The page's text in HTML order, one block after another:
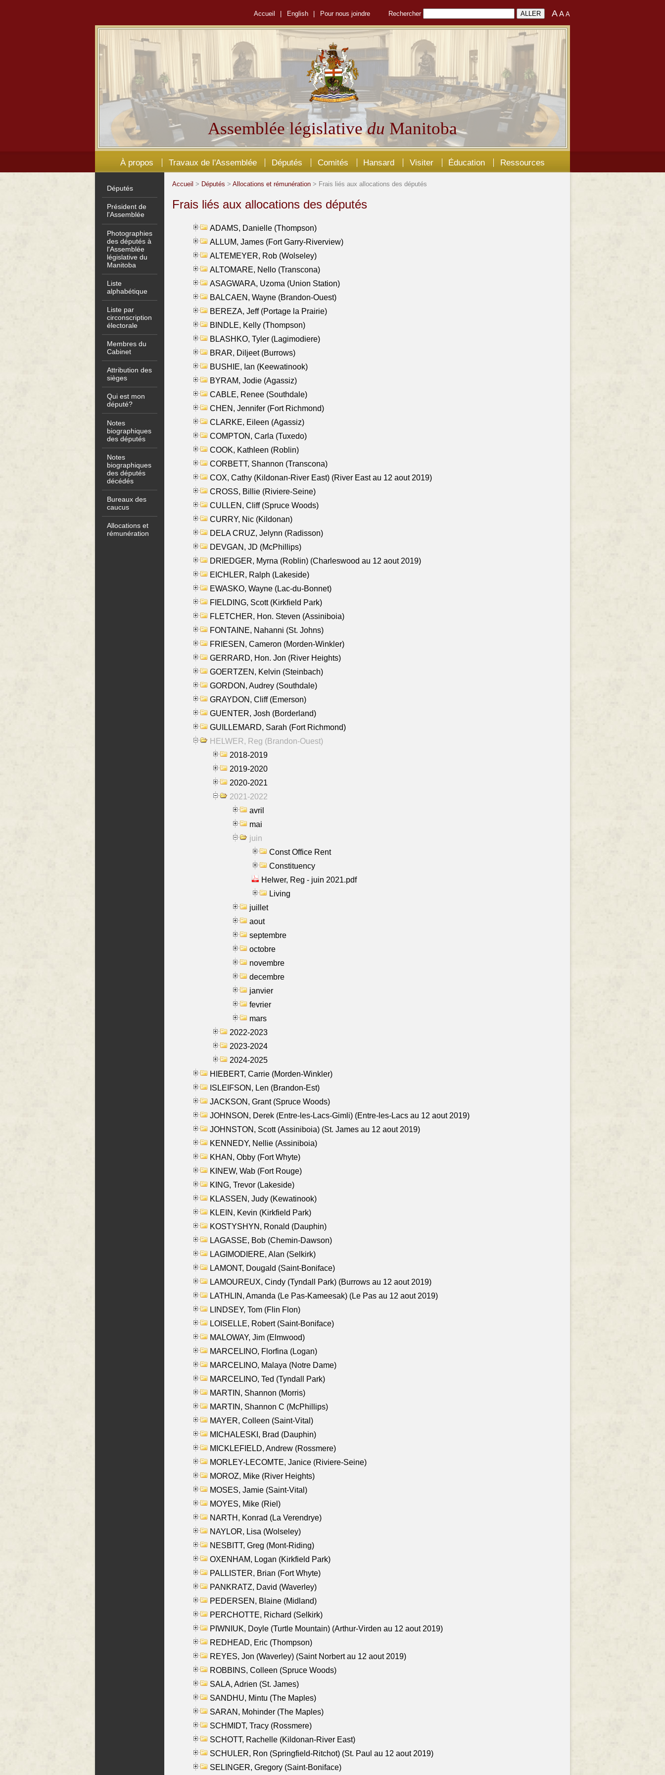
Accueil English Pour nous joindre Rechercher AA A
Assemblée législativedu Manitoba
À propos Travaux de l'Assemblée Députés Comités Hansard Visiter Éducation Ressources
Députés
Président de
l'Assemblée
Photographies
des députés à
l'Assemblée
législative du
Manitoba
Liste
alphabétique
Liste par
circonscription
électorale
Membres du
Cabinet
Attribution des
sièges
Qui est mon
député?
Notes
biographiques
des députés
Notes
biographiques
des députés
décédés
Bureaux des
caucus
Allocations et
rémunération
Accueil > Députés > Allocations et rémunération > Frais liés aux allocations des députés
Frais liés aux allocations des députés
ADAMS, Danielle (Thompson)
ALLUM, James (Fort Garry-Riverview)
ALTEMEYER, Rob (Wolseley)
ALTOMARE, Nello (Transcona)
ASAGWARA, Uzoma (Union Station)
BALCAEN, Wayne (Brandon-Ouest)
BEREZA, Jeff (Portage la Prairie)
BINDLE, Kelly (Thompson)
BLASHKO, Tyler (Lagimodiere)
BRAR, Diljeet (Burrows)
BUSHIE, Ian (Keewatinook)
BYRAM, Jodie (Agassiz)
CABLE, Renee (Southdale)
CHEN, Jennifer (Fort Richmond)
CLARKE, Eileen (Agassiz)
COMPTON, Carla (Tuxedo)
COOK, Kathleen (Roblin)
CORBETT, Shannon (Transcona)
COX, Cathy (Kildonan-River East) (River East au 12 aout 2019)
CROSS, Billie (Riviere-Seine)
CULLEN, Cliff (Spruce Woods)
CURRY, Nic (Kildonan)
DELA CRUZ, Jelynn (Radisson)
DEVGAN, JD (McPhillips)
DRIEDGER, Myrna (Roblin) (Charleswood au 12 aout 2019)
EICHLER, Ralph (Lakeside)
EWASKO, Wayne (Lac-du-Bonnet)
FIELDING, Scott (Kirkfield Park)
FLETCHER, Hon. Steven (Assiniboia)
FONTAINE, Nahanni (St. Johns)
FRIESEN, Cameron (Morden-Winkler)
GERRARD, Hon. Jon (River Heights)
GOERTZEN, Kelvin (Steinbach)
GORDON, Audrey (Southdale)
GRAYDON, Cliff (Emerson)
GUENTER, Josh (Borderland)
GUILLEMARD, Sarah (Fort Richmond)
HELWER, Reg (Brandon-Ouest)
2018-2019
2019-2020
2020-2021
2021-2022
avril
mai
juin
Const Office Rent
Constituency
Helwer, Reg - juin 2021.pdf
Living
juillet
aout
septembre
octobre
novembre
decembre
janvier
fevrier
mars
2022-2023
2023-2024
2024-2025
HIEBERT, Carrie (Morden-Winkler)
ISLEIFSON, Len (Brandon-Est)
JACKSON, Grant (Spruce Woods)
JOHNSON, Derek (Entre-les-Lacs-Gimli) (Entre-les-Lacs au 12 aout 2019)
JOHNSTON, Scott (Assiniboia) (St. James au 12 aout 2019)
KENNEDY, Nellie (Assiniboia)
KHAN, Obby (Fort Whyte)
KINEW, Wab (Fort Rouge)
KING, Trevor (Lakeside)
KLASSEN, Judy (Kewatinook)
KLEIN, Kevin (Kirkfield Park)
KOSTYSHYN, Ronald (Dauphin)
LAGASSE, Bob (Chemin-Dawson)
LAGIMODIERE, Alan (Selkirk)
LAMONT, Dougald (Saint-Boniface)
LAMOUREUX, Cindy (Tyndall Park) (Burrows au 12 aout 2019)
LATHLIN, Amanda (Le Pas-Kameesak) (Le Pas au 12 aout 2019)
LINDSEY, Tom (Flin Flon)
LOISELLE, Robert (Saint-Boniface)
MALOWAY, Jim (Elmwood)
MARCELINO, Florfina (Logan)
MARCELINO, Malaya (Notre Dame)
MARCELINO, Ted (Tyndall Park)
MARTIN, Shannon (Morris)
MARTIN, Shannon C (McPhillips)
MAYER, Colleen (Saint-Vital)
MICHALESKI, Brad (Dauphin)
MICKLEFIELD, Andrew (Rossmere)
MORLEY-LECOMTE, Janice (Riviere-Seine)
MOROZ, Mike (River Heights)
MOSES, Jamie (Saint-Vital)
MOYES, Mike (Riel)
NARTH, Konrad (La Verendrye)
NAYLOR, Lisa (Wolseley)
NESBITT, Greg (Mont-Riding)
OXENHAM, Logan (Kirkfield Park)
PALLISTER, Brian (Fort Whyte)
PANKRATZ, David (Waverley)
PEDERSEN, Blaine (Midland)
PERCHOTTE, Richard (Selkirk)
PIWNIUK, Doyle (Turtle Mountain) (Arthur-Virden au 12 aout 2019)
REDHEAD, Eric (Thompson)
REYES, Jon (Waverley) (Saint Norbert au 12 aout 2019)
ROBBINS, Colleen (Spruce Woods)
SALA, Adrien (St. James)
SANDHU, Mintu (The Maples)
SARAN, Mohinder (The Maples)
SCHMIDT, Tracy (Rossmere)
SCHOTT, Rachelle (Kildonan-River East)
SCHULER, Ron (Springfield-Ritchot) (St. Paul au 12 aout 2019)
SELINGER, Gregory (Saint-Boniface)